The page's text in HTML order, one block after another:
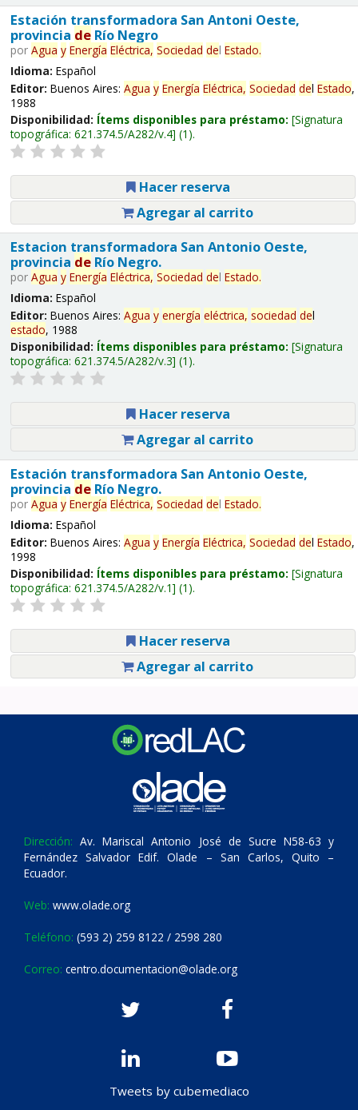
Estación transformadora San Antoni Oeste,
provincia deRío Negro
por Agua y Energía Eléctrica, Sociedad del Estado.
Idioma: Español
Editor: Buenos Aires: Agua y Energía Eléctrica, Sociedad del Estado,
1988
Disponibilidad: Ítems disponibles para préstamo: Signatura
topográfica: 621.374.5/A282/v.4 (1).
Hacer reserva
Agregar al carrito
Estacion transformadora San Antonio Oeste,
provincia deRío Negro.
por Agua y Energía Eléctrica, Sociedad del Estado.
Idioma: Español
Editor: Buenos Aires: Agua y energía eléctrica, sociedad del
estado, 1988
Disponibilidad: Ítems disponibles para préstamo: Signatura
topográfica: 621.374.5/A282/v.3 (1).
Hacer reserva
Agregar al carrito
Estación transformadora San Antonio Oeste,
provincia deRío Negro.
por Agua y Energía Eléctrica, Sociedad del Estado.
Idioma: Español
Editor: Buenos Aires: Agua y Energía Eléctrica, Sociedad del Estado,
1998
Disponibilidad: Ítems disponibles para préstamo: Signatura
topográfica: 621.374.5/A282/v.1 (1).
Hacer reserva
Agregar al carrito
Dirección: Av. Mariscal Antonio José de Sucre N58-63 y
Fernández Salvador Edif. Olade – San Carlos, Quito –
Ecuador.
Web: www.olade.org
Teléfono: (593 2) 259 8122 / 2598 280
Correo: centro.documentacion@olade.org
Tweets by cubemediaco